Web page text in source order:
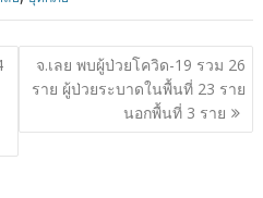
จ.เลย พบผู้ป่วยโควิด-19 รวม 26
ราย ผู้ป่วยระบาดในพื้นที่ 23 ราย
นอกพื้นที่ 3 ราย